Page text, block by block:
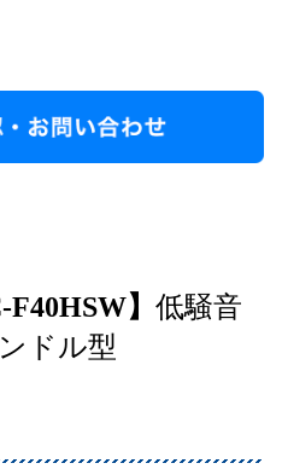
F40HSW】 低騒音
ドル型